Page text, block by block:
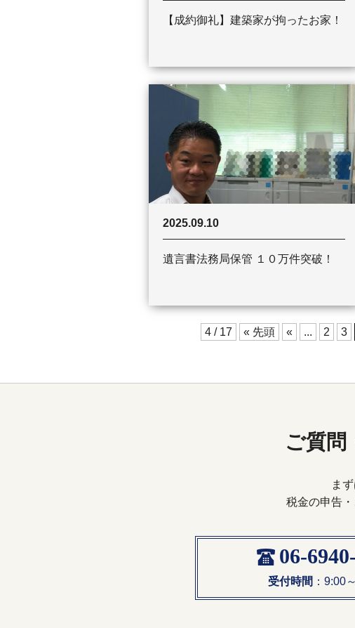
【成約御礼】建築家が拘ったお家！
2025.09.10
遺言書法務局保管 １０万件突破！
4 / 17 « 先頭 « ... 2 3
ご質問
ま
税金の申告
06-
受付時間 ：9:00